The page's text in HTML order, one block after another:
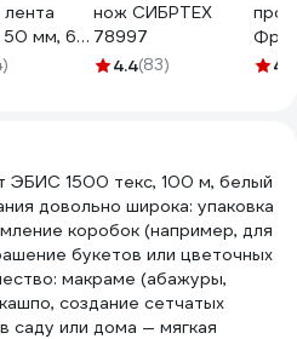
лента
50 мм, 66
301-001
нож СИБРТЕХ
78997
4.4(83)
м 4.5
ЭБИС 1500 текс, 100 м, белый
довольно широка: упаковка
коробок (например, для
букетов или цветочных
макраме (абажуры,
создание сетчатых
саду или дома — мягкая